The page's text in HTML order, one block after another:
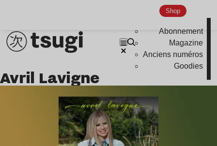
Shop
Abonnement
Magazine
Anciens numéros
Goodies
Avril Lavigne